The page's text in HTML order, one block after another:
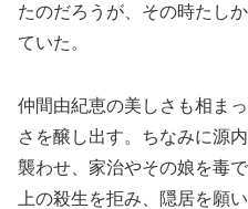
たのだろうが、その時たし
ていた。
仲間由紀恵の美しさも相ま
さを醸し出す。ちなみに源
襲わせ、家治やその娘を毒
上の殺生を拒み、隠居を願